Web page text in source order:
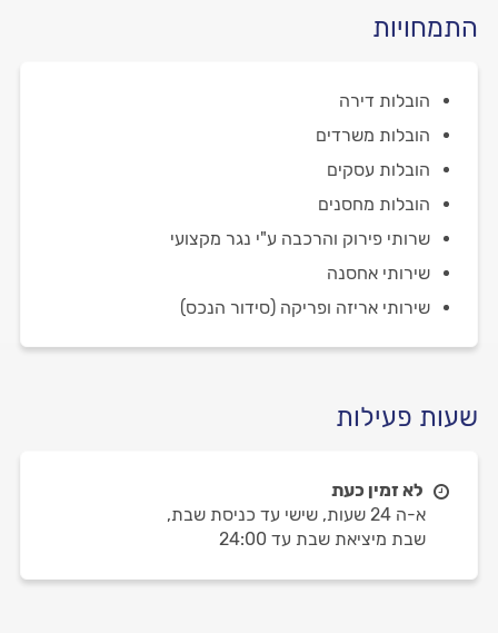
התמחויות
הובלות דירה
הובלות משרדים
הובלות עסקים
הובלות מחסנים
שרותי פירוק והרכבה ע"י נגר מקצועי
שירותי אחסנה
שירותי אריזה ופריקה (סידור הנכס)
שעות פעילות
לא זמין כעת
א-ה 24 שעות,
שישי עד כניסת שבת,
שבת מיציאת שבת עד 24:00